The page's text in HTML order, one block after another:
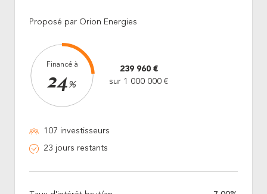
Proposé par Orion Energies
Financé à
24%
239 960 €
sur 1 000 000 €
107 investisseurs
23 jours restants